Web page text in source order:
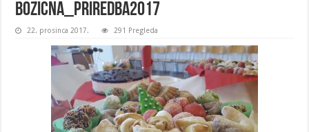
Bozicna_priredba2017
22. prosinca 2017. 291 Pregleda